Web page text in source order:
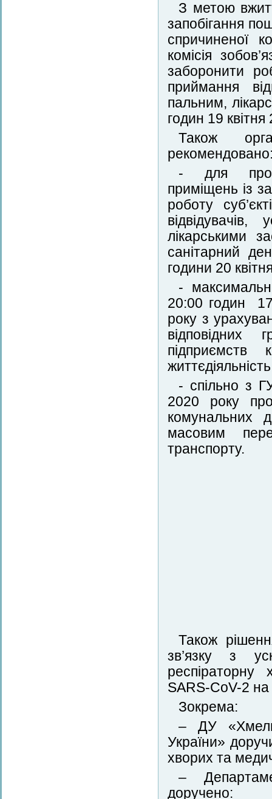
З метою
запобігання
спричиненої
комісія
заборонити
приймання
пальним,
годин 19
Також
- для
приміщень із
роботу
лікарськими
санітарний
години 20
-
20:00 годин
року з
відповідних
підприємств
- спільно з
2020 року
комунальних
масовим
транспорту.
Також
зв’язку з
респіраторну
SARS-CoV-2 на
Зокрема:
– ДУ
України»
хворих та
–
доручено: